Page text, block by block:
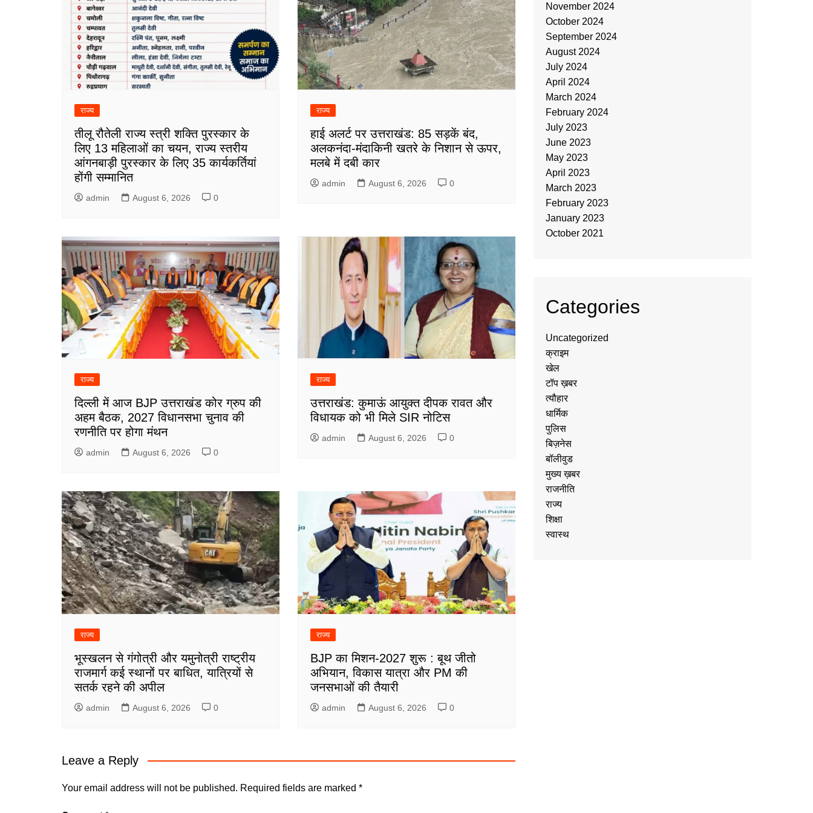
राज्य
तीलू रौतेली राज्य स्त्री शक्ति पुरस्कार के
लिए 13 महिलाओं का चयन, राज्य स्तरीय
आंगनबाड़ी पुरस्कार के लिए 35 कार्यकर्तियां
होंगी सम्मानित
admin August 6, 2026 0
राज्य
हाई अलर्ट पर उत्तराखंड: 85 सड़कें बंद,
अलकनंदा-मंदाकिनी खतरे के निशान से ऊपर,
मलबे में दबी कार
admin August 6, 2026 0
राज्य
दिल्ली में आज BJP उत्तराखंड कोर ग्रुप की
अहम बैठक, 2027 विधानसभा चुनाव की
रणनीति पर होगा मंथन
admin August 6, 2026 0
राज्य
उत्तराखंड: कुमाऊं आयुक्त दीपक रावत और
विधायक को भी मिले SIR नोटिस
admin August 6, 2026 0
राज्य
भूस्खलन से गंगोत्री और यमुनोत्री राष्ट्रीय
राजमार्ग कई स्थानों पर बाधित, यात्रियों से
सतर्क रहने की अपील
admin August 6, 2026 0
राज्य
BJP का मिशन-2027 शुरू : बूथ जीतो
अभियान, विकास यात्रा और PM की
जनसभाओं की तैयारी
admin August 6, 2026 0
Leave a Reply
Your email address will not be published. Required fields are marked *
November 2024
October 2024
September 2024
August 2024
July 2024
April 2024
March 2024
February 2024
July 2023
June 2023
May 2023
April 2023
March 2023
February 2023
January 2023
October 2021
Categories
Uncategorized
क्राइम
खेल
टॉप ख़बर
त्यौहार
धार्मिक
पुलिस
बिज़नेस
बॉलीवुड
मुख्य ख़बर
राजनीति
राज्य
शिक्षा
स्वास्थ